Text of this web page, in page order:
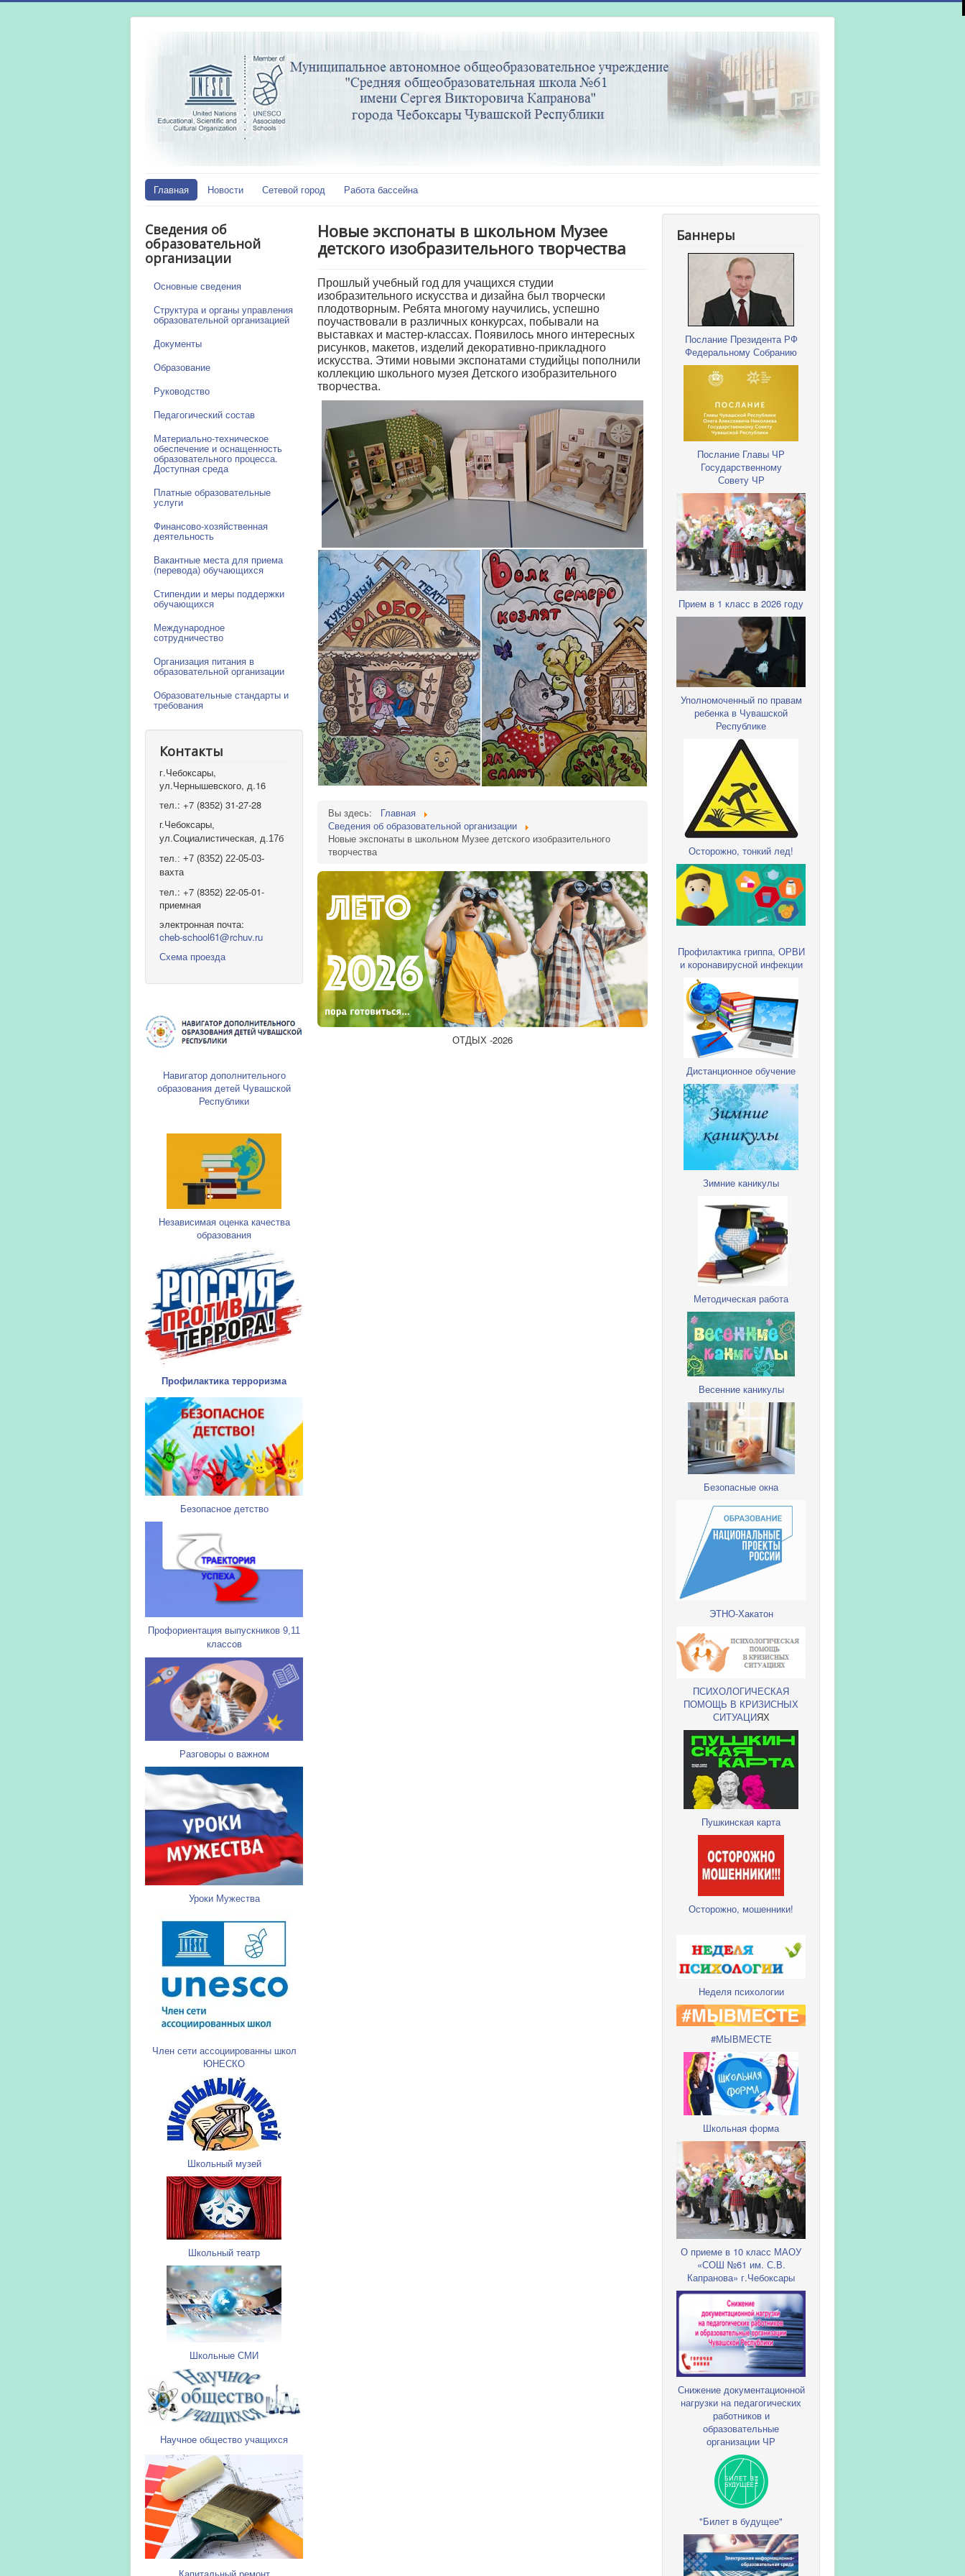
Главная Новости Сетевой город Работа бассейна
Сведения об
образовательной
организации
Основные сведения
Структура и органы управления
образовательной организацией
Документы
Образование
Руководство
Педагогический состав
Материально-техническое
обеспечение и оснащенность
образовательного процесса.
Доступная среда
Платные образовательные
услуги
Финансово-хозяйственная
деятельность
Вакантные места для приема
(перевода) обучающихся
Стипендии и меры поддержки
обучающихся
Международное
сотрудничество
Организация питания в
образовательной организации
Образовательные стандарты и
требования
Контакты
г.Чебоксары,
ул.Чернышевского, д.16
тел.: +7 (8352) 31-27-28
г.Чебоксары,
ул.Социалистическая, д.17б
тел.: +7 (8352) 22-05-03-
вахта
тел.: +7 (8352) 22-05-01-
приемная
электронная почта:
cheb-school61@rchuv.ru
Схема проезда
Навигатор дополнительного
образования детей Чувашской
Республики
Независимая оценка качества
образования
Профилактика терроризма
Безопасное детство
Профориентация выпускников 9,11
классов
Разговоры о важном
Уроки Мужества
Член сети ассоциированны школ
ЮНЕСКО
Школьный музей
Школьный театр
Школьные СМИ
Научное общество учащихся
Новые экспонаты в школьном Музее
детского изобразительного творчества
Прошлый учебный год для учащихся студии
изобразительного искусства и дизайна был творчески
плодотворным. Ребята многому научились, успешно
поучаствовали в различных конкурсах, побывали на
выставках и мастер-классах. Появилось много интересных
рисунков, макетов, изделий декоративно-прикладного
искусства. Этими новыми экспонатами студийцы пополнили
коллекцию школьного музея Детского изобразительного
творчества.
Вы здесь:
Главная
Сведения об образовательной организации
Новые экспонаты в школьном Музее детского изобразительного
творчества
ОТДЫХ -2026
Баннеры
Послание Президента РФ
Федеральному Собранию
Послание Главы ЧР
Государственному
Совету ЧР
Прием в 1 класс в 2026 году
Уполномоченный по правам
ребенка в Чувашской
Республике
Осторожно, тонкий лед!
Профилактика гриппа, ОРВИ
и коронавирусной инфекции
Дистанционное обучение
Зимние каникулы
Методическая работа
Весенние каникулы
Безопасные окна
ЭТНО-Хакатон
ПСИХОЛОГИЧЕСКАЯ
ПОМОЩЬ В КРИЗИСНЫХ
СИТУАЦИЯХ
Пушкинская карта
Осторожно, мошенники!
Неделя психологии
#МЫВМЕСТЕ
Школьная форма
О приеме в 10 класс МАОУ
«СОШ №61 им. С.В.
Капранова» г.Чебоксары
Снижение документационной
нагрузки на педагогических
работников и
образовательные
организации ЧР
"Билет в будущее"